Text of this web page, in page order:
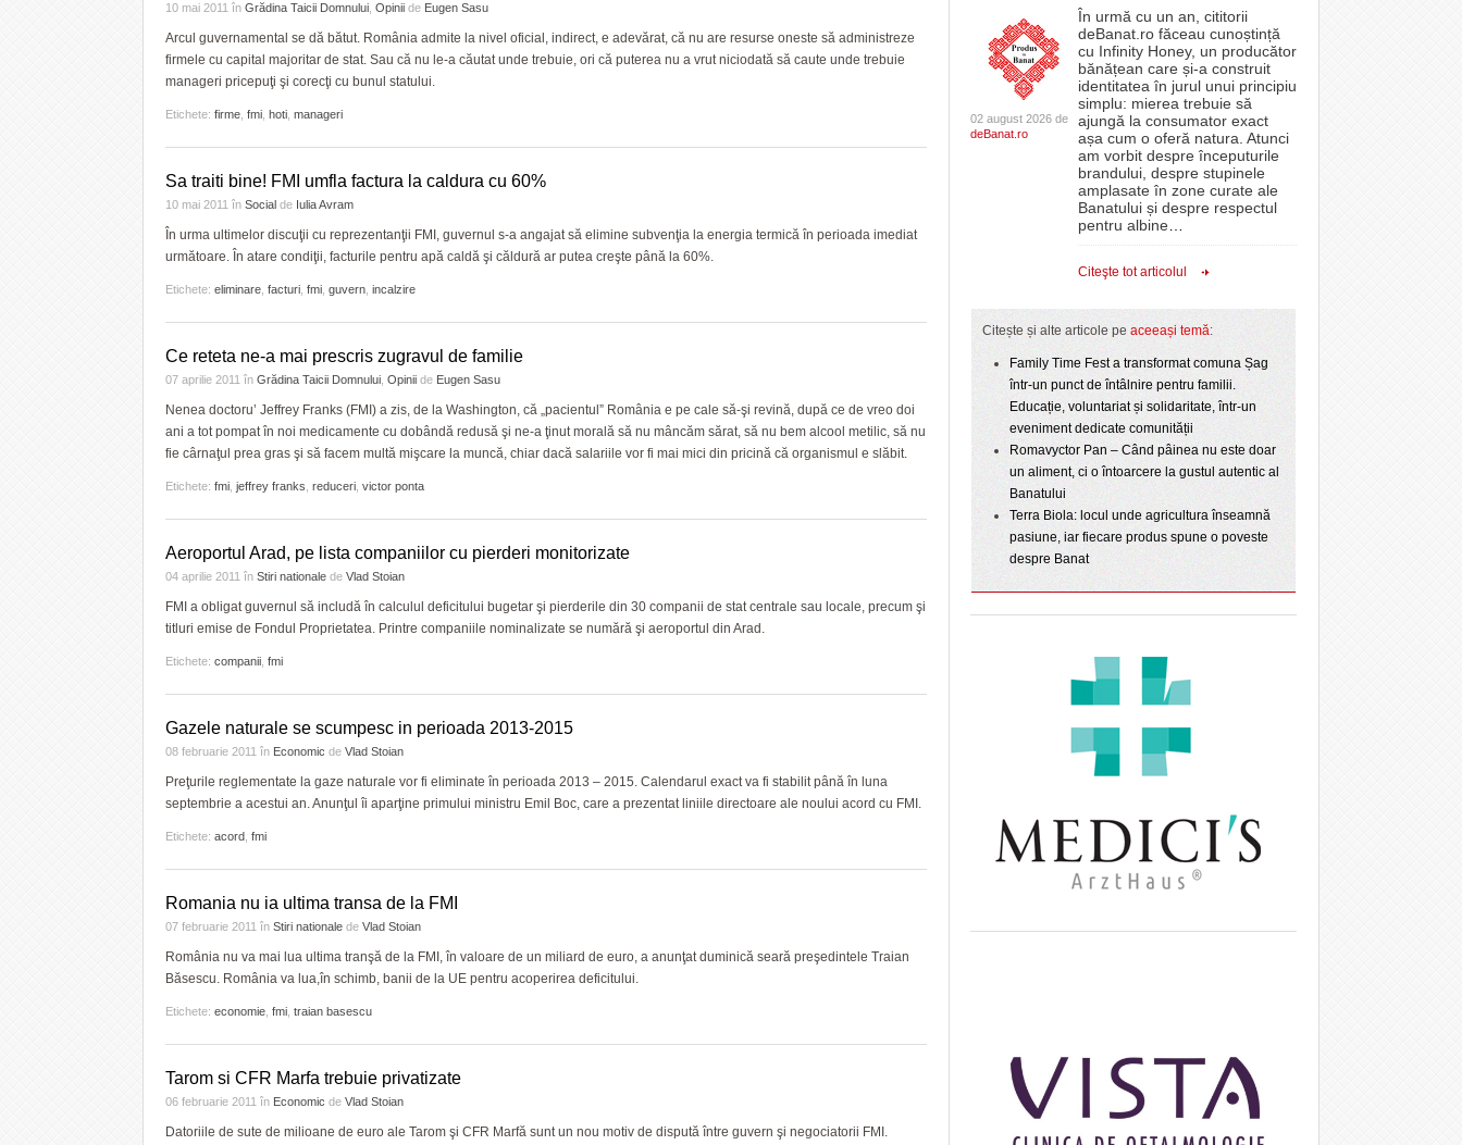
10 mai 2011 în Grădina Taicii Domnului Opinii de Eugen Sasu
Arcul guvernamental se dă bătut. România admite la nivel oficial, indirect, e adevărat, că nu are resurse oneste să administreze
firmele cu capital majoritar de stat. Sau că nu le-a căutat unde trebuie, ori că puterea nu a vrut niciodată să caute unde trebuie
manageri pricepuţi şi corecţi cu bunul statului.
Etichete: firme fmi hoti manageri
Sa traiti bine! FMI umfla factura la caldura cu 60%
10 mai 2011 în Social de Iulia Avram
În urma ultimelor discuţii cu reprezentanţii FMI, guvernul s-a angajat să elimine subvenţia la energia termică în perioada imediat
următoare. În atare condiţii, facturile pentru apă caldă şi căldură ar putea creşte până la 60%.
Etichete: eliminare facturi fmi guvern incalzire
Ce reteta ne-a mai prescris zugravul de familie
07 aprilie 2011 în Grădina Taicii Domnului Opinii de Eugen Sasu
Nenea doctoru’ Jeffrey Franks (FMI) a zis, de la Washington, că „pacientul” România e pe cale să-şi revină, după ce de vreo doi
ani a tot pompat în noi medicamente cu dobândă redusă şi ne-a ţinut morală să nu mâncăm sărat, să nu bem alcool metilic, să nu
fie cârnaţul prea gras şi să facem multă mişcare la muncă, chiar dacă salariile vor fi mai mici din pricină că organismul e slăbit.
Etichete: fmi jeffrey franks reduceri victor ponta
Aeroportul Arad, pe lista companiilor cu pierderi monitorizate
04 aprilie 2011 în Stiri nationale de Vlad Stoian
FMI a obligat guvernul să includă în calculul deficitului bugetar şi pierderile din 30 companii de stat centrale sau locale, precum şi
titluri emise de Fondul Proprietatea. Printre companiile nominalizate se numără şi aeroportul din Arad.
Etichete: companii fmi
Gazele naturale se scumpesc in perioada 2013-2015
08 februarie 2011 în Economic de Vlad Stoian
Preţurile reglementate la gaze naturale vor fi eliminate în perioada 2013 – 2015. Calendarul exact va fi stabilit până în luna
septembrie a acestui an. Anunţul îi aparţine primului ministru Emil Boc, care a prezentat liniile directoare ale noului acord cu FMI.
Etichete: acord fmi
Romania nu ia ultima transa de la FMI
07 februarie 2011 în Stiri nationale de Vlad Stoian
România nu va mai lua ultima tranşă de la FMI, în valoare de un miliard de euro, a anunţat duminică seară preşedintele Traian
Băsescu. România va lua,în schimb, banii de la UE pentru acoperirea deficitului.
Etichete: economie fmi traian basescu
Tarom si CFR Marfa trebuie privatizate
06 februarie 2011 în Economic de Vlad Stoian
Datoriile de sute de milioane de euro ale Tarom şi CFR Marfă sunt un nou motiv de dispută între guvern şi negociatorii FMI.
02 august 2026 de
deBanat.ro
În urmă cu un an, cititorii
deBanat.ro făceau cunoștință
cu Infinity Honey, un producător
bănățean care și-a construit
identitatea în jurul unui principiu
simplu: mierea trebuie să
ajungă la consumator exact
așa cum o oferă natura. Atunci
am vorbit despre începuturile
brandului, despre stupinele
amplasate în zone curate ale
Banatului și despre respectul
pentru albine
Citeşte tot articolul
Citește și alte articole pe aceeași temă:
Family Time Fest a transformat comuna Șag
într-un punct de întâlnire pentru familii.
Educație, voluntariat și solidaritate, într-un
eveniment dedicate comunității
Romavyctor Pan – Când pâinea nu este doar
un aliment, ci o întoarcere la gustul autentic al
Banatului
Terra Biola: locul unde agricultura înseamnă
pasiune, iar fiecare produs spune o poveste
despre Banat